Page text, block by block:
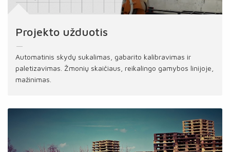
Projekto užduotis
Automatinis skydų sukalimas, gabarito kalibravimas ir
paletizavimas. Žmonių skaičiaus, reikalingo gamybos linijoje,
mažinimas.